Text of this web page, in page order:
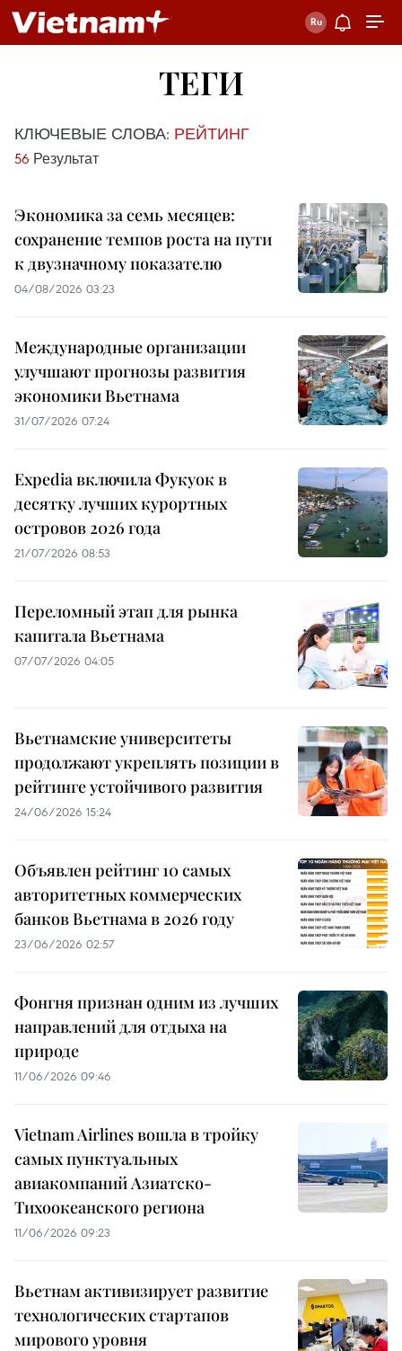
ТЕГИ
КЛЮЧЕВЫЕ СЛОВА: РЕЙТИНГ
56 Результат
Экономика за семь месяцев:
сохранение темпов роста на пути
к двузначному показателю
04/08/2026 03:23
Международные организации
улучшают прогнозы развития
экономики Вьетнама
31/07/2026 07:24
Expedia включила Фукуок в
десятку лучших курортных
островов 2026 года
21/07/2026 08:53
Переломный этап для рынка
капитала Вьетнама
07/07/2026 04:05
Вьетнамские университеты
продолжают укреплять позиции в
рейтинге устойчивого развития
24/06/2026 15:24
Объявлен рейтинг 10 самых
авторитетных коммерческих
банков Вьетнама в 2026 году
23/06/2026 02:57
Фонгня признан одним из лучших
направлений для отдыха на
природе
11/06/2026 09:46
Vietnam Airlines вошла в тройку
самых пунктуальных
авиакомпаний Азиатско-
Тихоокеанского региона
11/06/2026 09:23
Вьетнам активизирует развитие
технологических стартапов
мирового уровня